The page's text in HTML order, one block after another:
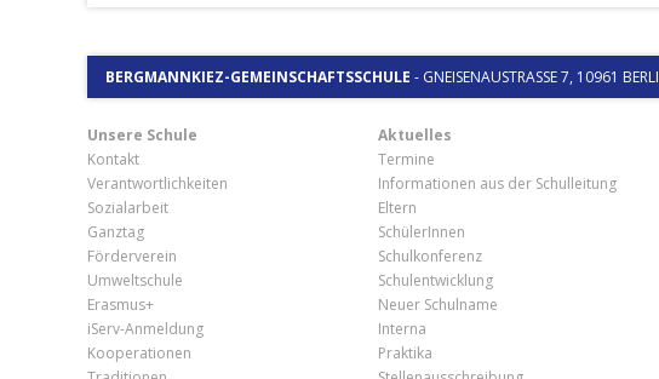
BERGMANNKIEZ-GEMEINSCHAFTSSCHULE - GNEISENAUSTRASSE 7, 10961 BERLIN
Unsere Schule
Kontakt
Verantwortlichkeiten
Sozialarbeit
Ganztag
Förderverein
Umweltschule
Erasmus+
iServ-Anmeldung
Kooperationen
Aktuelles
Termine
Informationen aus der Schulleitung
Eltern
SchülerInnen
Schulkonferenz
Schulentwicklung
Neuer Schulname
Interna
Praktika